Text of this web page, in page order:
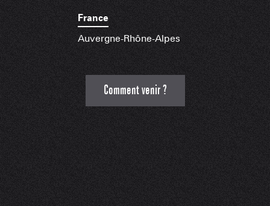
France
Auvergne-Rhône-Alpes
Comment venir ?